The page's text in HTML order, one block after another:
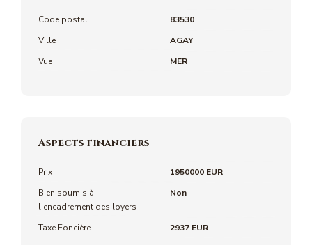
Code postal
83530
Ville
AGAY
Vue
MER
Aspects financiers
Prix
1950000 EUR
Bien soumis à
l'encadrement des loyers
Non
Taxe Foncière 2937 EUR